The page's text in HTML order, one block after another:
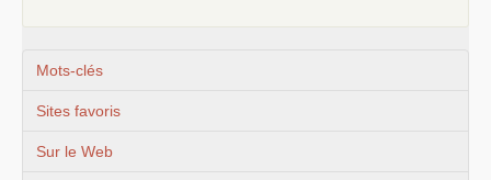
Mots-clés
Sites favoris
Sur le Web